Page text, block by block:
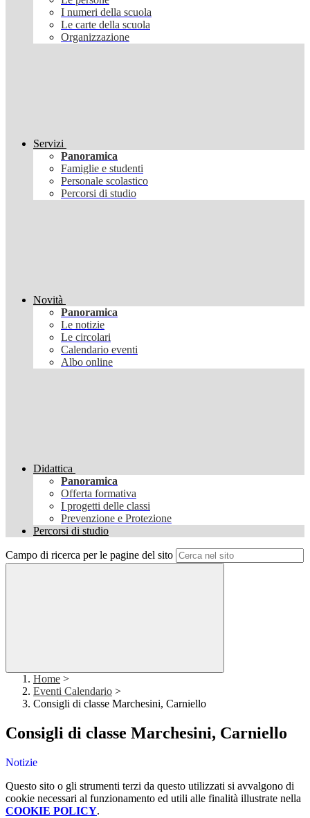
I numeri della scuola
Le carte della scuola
Organizzazione
Servizi
Panoramica
Famiglie e studenti
Personale scolastico
Percorsi di studio
Novità
Panoramica
Le notizie
Le circolari
Calendario eventi
Albo online
Didattica
Panoramica
Offerta formativa
I progetti delle classi
Prevenzione e Protezione
Percorsi di studio
Campo di ricerca per le pagine del sito
Home >
Eventi Calendario >
Consigli di classe Marchesini, Carniello
Consigli di classe Marchesini, Carniello
Notizie
Questo sito o gli strumenti terzi da questo utilizzati si avvalgono di
cookie necessari al funzionamento ed utili alle finalità illustrate nella
COOKIE POLICY.